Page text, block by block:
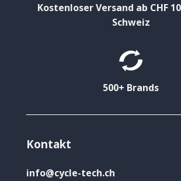
Kostenloser Versand ab CHF
Schweiz
500+ Brands
Kontakt
info@cycle-tech.ch